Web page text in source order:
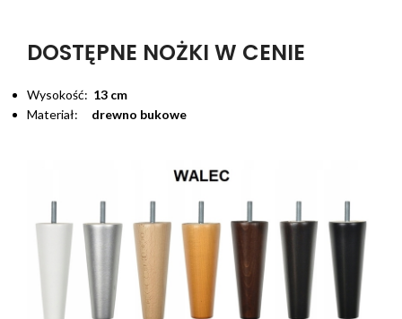
DOSTĘPNE NOŻKI W CENIE
Wysokość: 13 cm
Materiał: drewno bukowe